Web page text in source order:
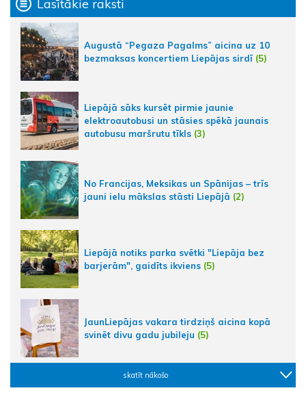
Lasītākie raksti
Augustā “Pegaza Pagalms” aicina uz 10
bezmaksas koncertiem Liepājas sirdī (5)
Liepājā sāks kursēt pirmie jaunie
elektroautobusi un stāsies spēkā jaunais
autobusu maršrutu tīkls (3)
No Francijas, Meksikas un Spānijas – trīs
jauni ielu mākslas stāsti Liepājā (2)
Liepājā notiks parka svētki "Liepāja bez
barjerām", gaidīts ikviens (5)
JaunLiepājas vakara tirdziņš aicina kopā
svinēt divu gadu jubileju (5)
skatīt nākošo